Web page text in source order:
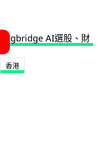
香港